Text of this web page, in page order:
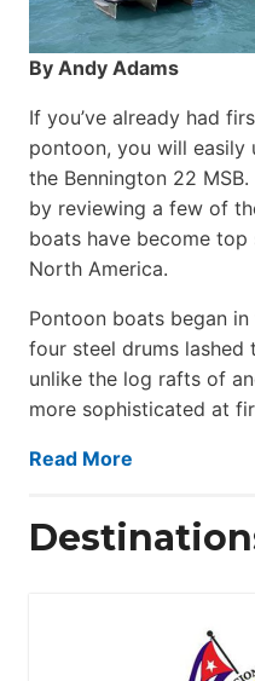
By Andy Adams
If you’ve already had
pontoon, you will easily
the Bennington 22 MSB.
by reviewing a few of
boats have become top
North America.
Pontoon boats began
four steel drums lashed
unlike the log rafts of
more sophisticated at
Read More